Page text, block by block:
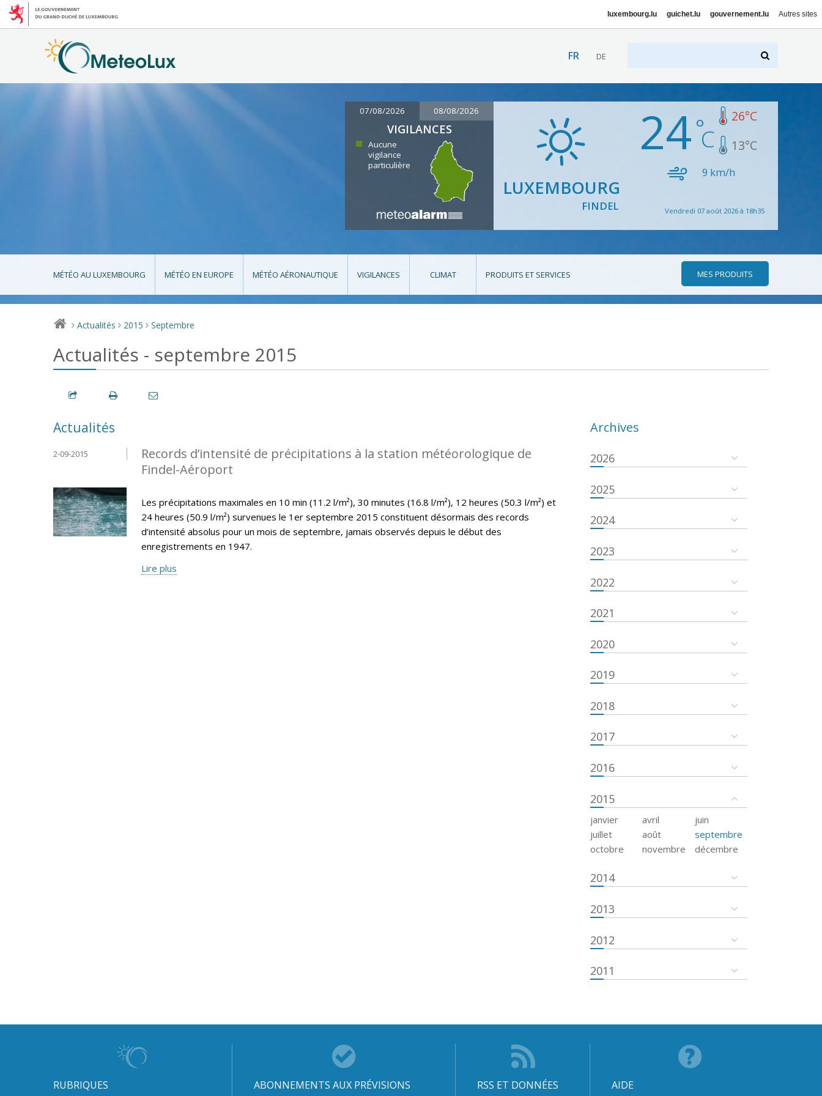
luxembourg.lu guichet.lu gouvernement.lu Autres sites
FR DE
07/08/2026 08/08/2026
VIGILANCES
Aucune
vigilance
particulière
LUXEMBOURG
FINDEL
24 26°C
13°C
9 km/h
Vendredi 07 août 2026 à 18h35
MÉTÉO AU LUXEMBOURG MÉTÉO EN EUROPE MÉTÉO AÉRONAUTIQUE VIGILANCES CLIMAT PRODUITS ET SERVICES MES PRODUITS
> Actualités > 2015 > Septembre
Actualités - septembre 2015
Actualités
Records d’intensité de précipitations à la station météorologique de
Findel-Aéroport
2-09-2015
Les précipitations maximales en 10 min (11.2 l/m²), 30 minutes (16.8 l/m²), 12 heures (50.3 l/m²) et
24 heures (50.9 l/m²) survenues le 1er septembre 2015 constituent désormais des records
d’intensité absolus pour un mois de septembre, jamais observés depuis le début des
enregistrements en 1947.
Lire plus
Archives
2026
2025
2024
2023
2022
2021
2020
2019
2018
2017
2016
2015
janvier avril
juin
juillet
août
septembre
octobre
novembre décembre
2014
2013
2012
2011
RUBRIQUES ABONNEMENTS AUX PRÉVISIONS RSS ET DONNÉES AIDE